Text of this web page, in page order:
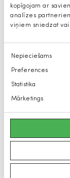
kopīgojam ar
analīzes
viņiem sniedzat vai
Piekrišanas
izvēle
Nepieciešams
Preferences
Statistika
Mārketings